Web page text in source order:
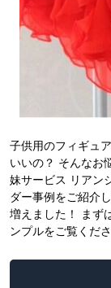
子供用のフィギュ
いいの？ そんなお
妹サービス リアン
ダー事例をご紹介
増えました！ まず
ンプルをご覧くだ